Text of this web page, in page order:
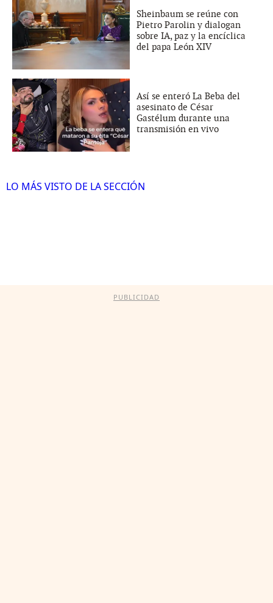
Sheinbaum se reúne con
Pietro Parolin y dialogan
sobre IA, paz y la encíclica
del papa León XIV
Así se enteró La Beba del
asesinato de César
Gastélum durante una
transmisión en vivo
LO MÁS VISTO DE LA SECCIÓN
PUBLICIDAD